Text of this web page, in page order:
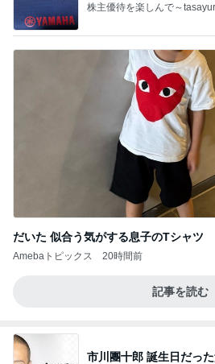
株主優待を楽しんで～
だいた 似合う気がする息子のTシャツ
Amebaトピックス 20時間前
記事を読む
市川團十郎 誕生日だっ